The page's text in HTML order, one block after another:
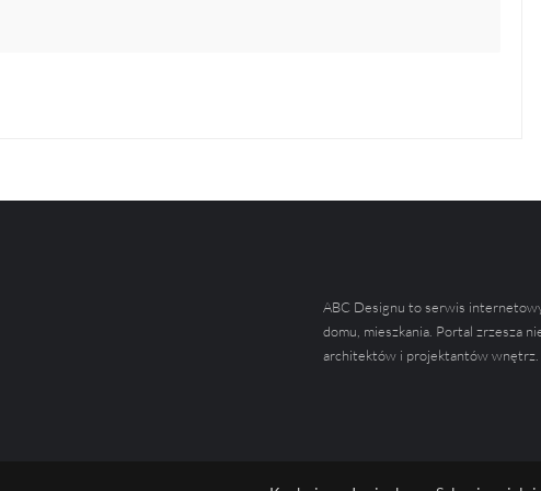
ABC Designu to serwis
domu, mieszkania. Portal zrzesza
architektów i projektantów wnętrz.